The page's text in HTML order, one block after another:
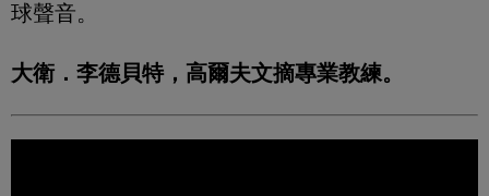
球聲音。
大衛．李德貝特，高爾夫文摘專業教練。